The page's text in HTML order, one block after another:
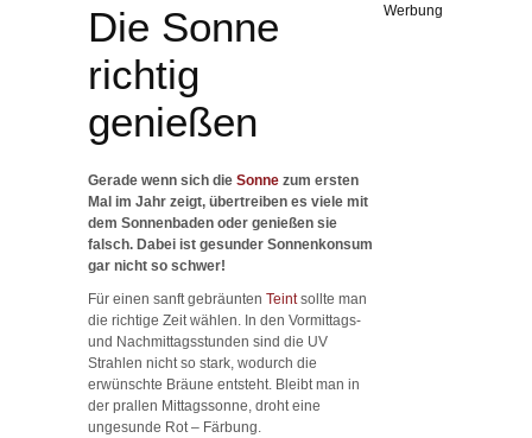
Die Sonne
richtig
genießen
Werbung
Gerade wenn sich die Sonne zum ersten
Mal im Jahr zeigt, übertreiben es viele mit
dem Sonnenbaden oder genießen sie
falsch. Dabei ist gesunder Sonnenkonsum
gar nicht so schwer!
Für einen sanft gebräunten Teintsollte man
die richtige Zeit wählen. In den Vormittags-
und Nachmittagsstunden sind die UV
Strahlen nicht so stark, wodurch die
erwünschte Bräune entsteht. Bleibt man in
der prallen Mittagssonne, droht eine
ungesunde Rot – Färbung.